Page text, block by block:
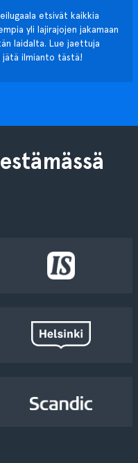
etsivät kaikkia
yli lajirajojen jakamaan
laidalta. Lue jaettuja
ilmianto tästä!